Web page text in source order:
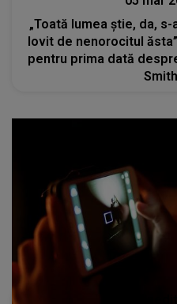
„Toată lumea ştie, da,
lovit de nenorocitul
pentru prima dată
Smith